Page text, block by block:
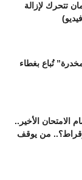
تتحرك لإزالة
تُباع بغطاء
الامتحان الأخير..
من يوقف